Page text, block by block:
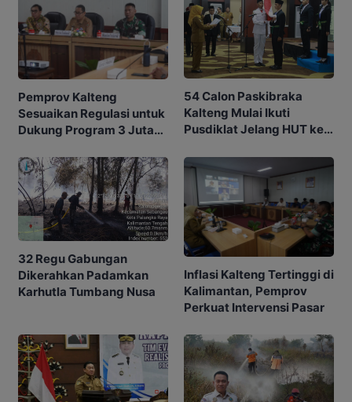
Pemprov Kalteng
Sesuaikan Regulasi untuk
Dukung Program 3 Juta
54 Calon Paskibraka
Kalteng Mulai Ikuti
Pusdiklat Jelang HUT ke-
32 Regu Gabungan
Dikerahkan Padamkan
Karhutla Tumbang Nusa
Inflasi Kalteng Tertinggi di
Kalimantan, Pemprov
Perkuat Intervensi Pasar